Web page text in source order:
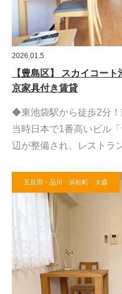
2026.01.5
【豊島区】 スカイコー
京家具付き賃貸
◆東池袋駅から徒歩2分
当時日本で1番高いビル
辺が整備され、レストラ
五反田・品川・浜松町・大森